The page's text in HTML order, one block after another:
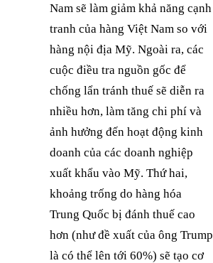
Nam sẽ làm giảm khả năng cạnh
tranh của hàng Việt Nam so với
hàng nội địa Mỹ. Ngoài ra, các
cuộc điều tra nguồn gốc để
chống lẩn tránh thuế sẽ diễn ra
nhiều hơn, làm tăng chi phí và
ảnh hưởng đến hoạt động kinh
doanh của các doanh nghiệp
xuất khẩu vào Mỹ. Thứ hai,
khoảng trống do hàng hóa
Trung Quốc bị đánh thuế cao
hơn (như đề xuất của ông Trump
là có thể lên tới 60%) sẽ tạo cơ